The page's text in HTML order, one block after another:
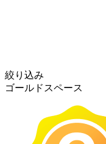
絞り込み
ゴールドスペース